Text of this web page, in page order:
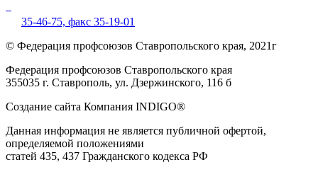
35-46-75, факс 35-19-01
© Федерация профсоюзов Ставропольского края, 2021г
Федерация профсоюзов Ставропольского края
355035 г. Ставрополь, ул. Дзержинского, 116 б
Создание сайта Компания INDIGO®
Данная информация не является публичной офертой,
определяемой положениями
статей 435, 437 Гражданского кодекса РФ